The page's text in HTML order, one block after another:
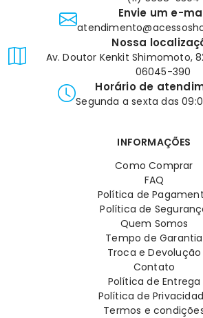
Envie um e-
Nossa
Av. Doutor Kenkit Shimomoto,
06045-390
Horário de
Segunda a sexta das
INFORMAÇÕES
Como Comprar
FAQ
Política de
Política de
Quem Somos
Tempo de Garantia
Troca e Devolução
Contato
Política de Entrega
Política de
Termos e